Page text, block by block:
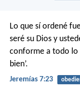
Lo que sí ordené
seré su Dios y
conforme a todo lo
bien’.
Jeremías 7:23